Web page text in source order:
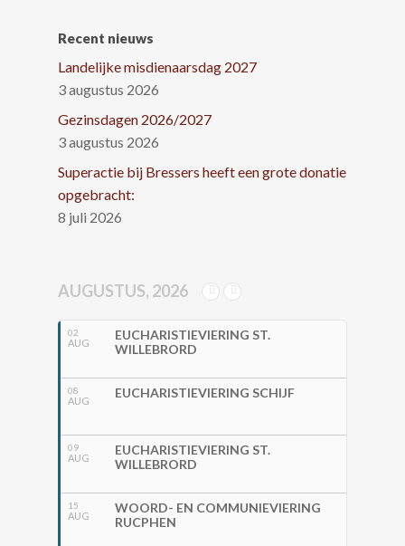
Recent nieuws
Landelijke misdienaarsdag 2027
3 augustus 2026
Gezinsdagen 2026/2027
3 augustus 2026
Superactie bij Bressers heeft een grote donatie
opgebracht:
8 juli 2026
AUGUSTUS, 2026
02
AUG
EUCHARISTIEVIERING ST.
WILLEBRORD
08
AUG
EUCHARISTIEVIERING SCHIJF
09
AUG
EUCHARISTIEVIERING ST.
WILLEBRORD
15
AUG
WOORD- EN COMMUNIEVIERING
RUCPHEN